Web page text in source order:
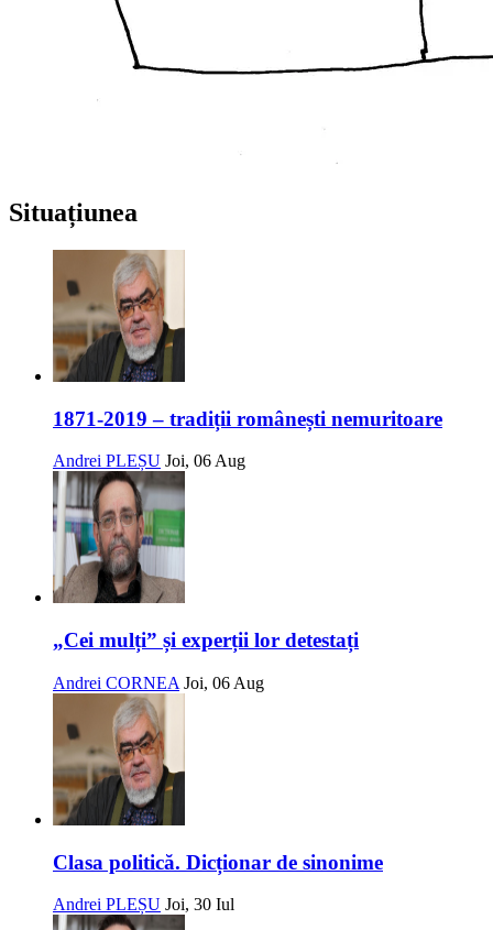
Situațiunea
1871-2019 – tradiții românești nemuritoare
Andrei PLEȘU Joi, 06 Aug
„Cei mulți” și experții lor detestați
Andrei CORNEA Joi, 06 Aug
Clasa politică. Dicționar de sinonime
Andrei PLEȘU Joi, 30 Iul